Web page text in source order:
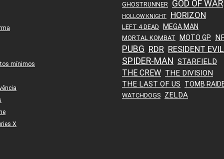
mínimos
X
GHOSTRUNNER GOD OF WAR
HOLLOW KNIGHT HORIZON
LEFT 4 DEAD MEGA MAN
MORTAL KOMBAT MOTO GP
PUBG RDR RESIDENT EVIL
SPIDER-MAN STARFIELD
THE CREW THE DIVISION
THE LAST OF US
TOMB
WATCHDOGS ZELDA